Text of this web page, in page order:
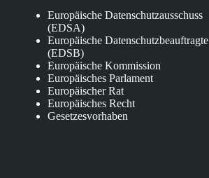
Europäische Datenschutzausschuss
(EDSA)
Europäische Datenschutzbeauftragte
(EDSB)
Europäische Kommission
Europäisches Parlament
Europäischer Rat
Europäisches Recht
Gesetzesvorhaben